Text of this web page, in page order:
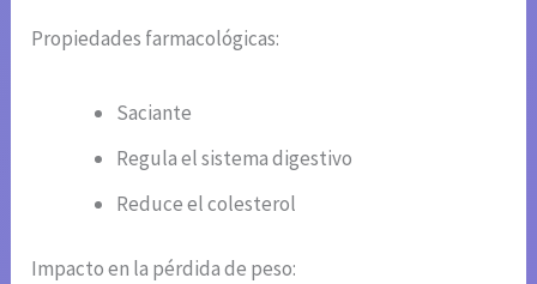
Propiedades farmacológicas:
Saciante
Regula el sistema digestivo
Reduce el colesterol
Impacto en la pérdida de peso: